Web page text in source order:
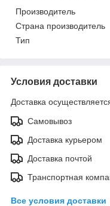
Производитель
Страна производитель
Тип
Условия доставки
Доставка
Самовывоз
Доставка курьером
Доставка почтой
Транспортная
Все условия доставки